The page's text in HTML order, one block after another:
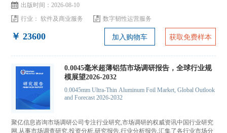
出版时间：2026-08-10
行业：软件及商业服务 数字韧性运营服务
￥ 23600 加入购物车 获取免费样本
0.0045毫米超薄铝箔市场调研报告，全球行业规
模展望2026-2032
0.0045mm Ultra-Thin Aluminum Foil Market, Global Outlook
and Forecast 2026-2032
聚亿信息咨询市场调研公司专注行业研究,市场调研的权威资讯中国行业研究
网,从事市场调查研究,投资分析,研究报告,行业分析报告,汇集了各行业市场分